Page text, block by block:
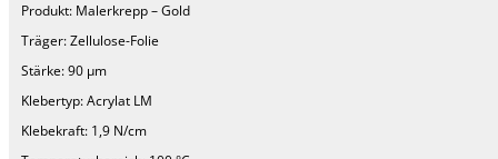
Produkt: Malerkrepp – Gold
Träger:Zellulose-Folie
Stärke:90 µm
Klebertyp:Acrylat LM
Klebekraft: 1,9 N/cm